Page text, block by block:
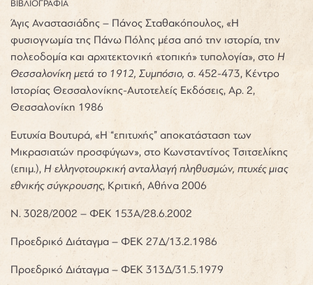
ΒΙΒΛΙΟΓΡΑΦΙΑ
Άγις Αναστασιάδης – Πάνος Σταθακόπουλος, «Η
φυσιογνωμία της Πάνω Πόλης μέσα από την ιστορία, την
πολεοδομία και αρχιτεκτονική «τοπική» τυπολογία», στο Η
Θεσσαλονίκη μετά το 1912, Συμπόσιο, σ. 452-473, Κέντρο
Ιστορίας Θεσσαλονίκης-Αυτοτελείς Εκδόσεις, Αρ. 2,
Θεσσαλονίκη 1986
Ευτυχία Βουτυρά, «Η “επιτυχής” αποκατάσταση των
Μικρασιατών προσφύγων», στο Κωνσταντίνος Τσιτσελίκης
(επιμ.), Η ελληνοτουρκική ανταλλαγή πληθυσμών, πτυχές μιας
εθνικής σύγκρουσης, Κριτική, Αθήνα 2006
Ν. 3028/2002 – ΦΕΚ 153Α/28.6.2002
Προεδρικό Διάταγμα – ΦΕΚ 27Δ/13.2.1986
Προεδρικό Διάταγμα – ΦΕΚ 313Δ/31.5.1979